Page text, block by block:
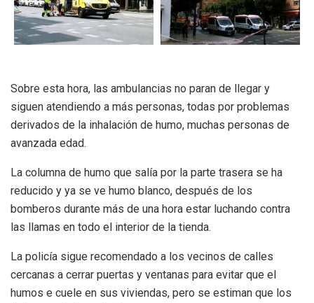
Sobre esta hora, las ambulancias no paran de llegar y
siguen atendiendo a más personas, todas por problemas
derivados de la inhalación de humo, muchas personas de
avanzada edad.
La columna de humo que salía por la parte trasera se ha
reducido y ya se ve humo blanco, después de los
bomberos durante más de una hora estar luchando contra
las llamas en todo el interior de la tienda.
La policía sigue recomendado a los vecinos de calles
cercanas a cerrar puertas y ventanas para evitar que el
humos e cuele en sus viviendas, pero se estiman que los